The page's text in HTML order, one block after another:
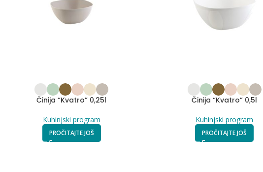
Činija “Kvatro” 0,25l
Kuhinjski program
PROČITAJTE JOŠ
Činija “Kvatro” 0,5l
Kuhinjski program
PROČITAJTE JOŠ